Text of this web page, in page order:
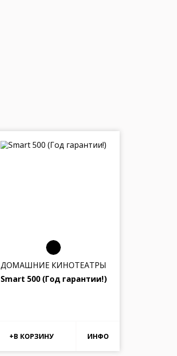
ДОМАШНИЕ КИНОТЕАТРЫ
Smart 500 (Год гарантии!)
ИНФО